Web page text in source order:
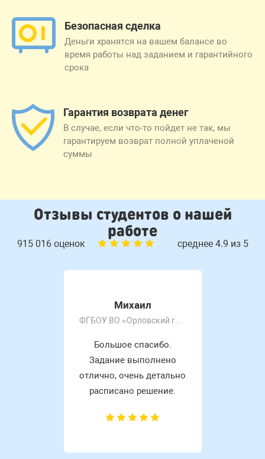
Безопасная сделка
Деньги хранятся на вашем балансе во
время работы над заданием и гарантийного
срока
Гарантия возврата денег
В случае, если что-то пойдет не так, мы
гарантируем возврат полной уплаченой
суммы
Отзывы студентов о нашей
работе
915 016 оценок среднее 4.9 из 5
Михаил
ФГБОУ ВО «Орловский государственный университет имени И.С. Тургенева»
Большое спасибо.
Задание выполнено
отлично, очень детально
расписано решение.